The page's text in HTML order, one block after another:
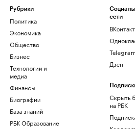
Рубрики
Политика
Экономика
Общество
Бизнес
Технологии и
медиа
Финансы
Биографии
База знаний
РБК Образование
сети
Telegram
Дзен
Скрыть
на РБК